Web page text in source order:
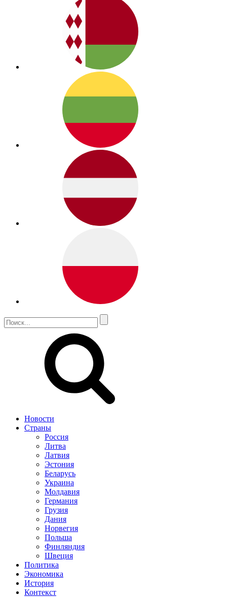
Новости
Страны
Россия
Литва
Латвия
Эстония
Беларусь
Украина
Молдавия
Германия
Грузия
Дания
Норвегия
Польша
Финляндия
Швеция
Политика
Экономика
История
Контекст